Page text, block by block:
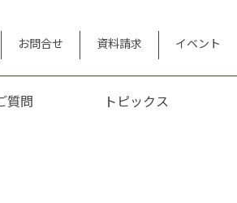
お問合せ 資料請求 イベント
質問 トピックス